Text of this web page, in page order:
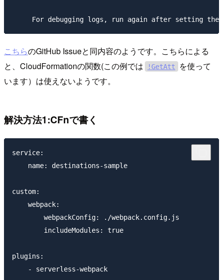
こちらのGitHub Issueと同内容のようです。こちらによる
と、CloudFormationの関数(この例では
!GetAtt
を使って
います）は使えないようです。
解決方法1:CFnで書く
service:
    name: destinations-sample
custom:
    webpack:
        webpackConfig: ./webpack.config.js
        includeModules: true
plugins:
    - serverless-webpack